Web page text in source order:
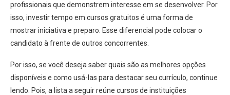
profissionais que demonstrem interesse em se desenvolver. Por
isso, investir tempo em cursos gratuitos é uma forma de
mostrar iniciativa e preparo. Esse diferencial pode colocar o
candidato à frente de outros concorrentes.
Por isso, se você deseja saber quais são as melhores opções
disponíveis e como usá-las para destacar seu currículo, continue
lendo. Pois, a lista a seguir reúne cursos de instituições